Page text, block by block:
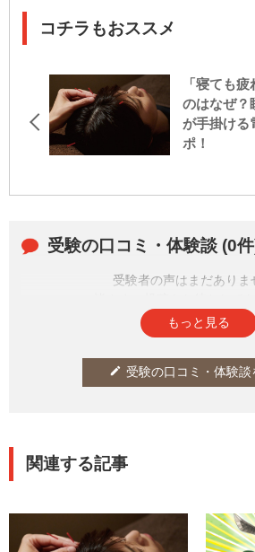
コチラもおススメ
「寝ても疲
のはなぜ？
が手掛ける
ポ！
受験の口コミ・体験談 (0
受験者の声はまだありま
もっと見る
edit 受験の口コミ・体験談
関連する記事